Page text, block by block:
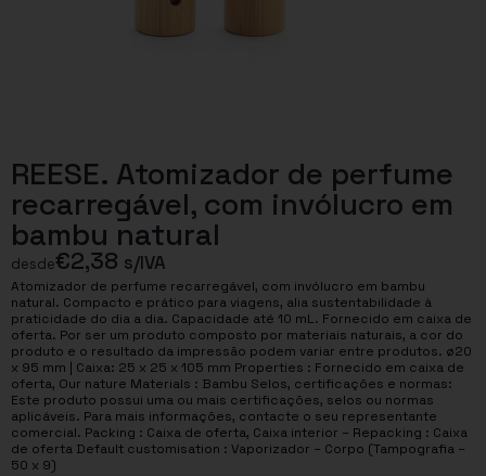
REESE. Atomizador de perfume
recarregável, com invólucro em
bambu natural
desde€2,38 s/IVA
Atomizador de perfume recarregável, com invólucro em bambu
natural. Compacto e prático para viagens, alia sustentabilidade à
praticidade do dia a dia. Capacidade até 10 mL. Fornecido em caixa de
oferta. Por ser um produto composto por materiais naturais, a cor do
produto e o resultado da impressão podem variar entre produtos. ø20
x 95 mm | Caixa: 25 x 25 x 105 mm Properties : Fornecido em caixa de
oferta, Our nature Materials : Bambu Selos, certificações e normas:
Este produto possui uma ou mais certificações, selos ou normas
aplicáveis. Para mais informações, contacte o seu representante
comercial. Packing : Caixa de oferta, Caixa interior – Repacking : Caixa
de oferta Default customisation : Vaporizador – Corpo (Tampografia –
50 x 9)